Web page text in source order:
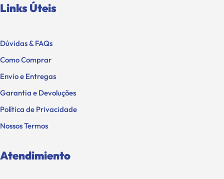
Links Úteis
Dúvidas & FAQs
Como Comprar
Envio e Entregas
Garantia e Devoluções
Política de Privacidade
Nossos Termos
Atendimiento